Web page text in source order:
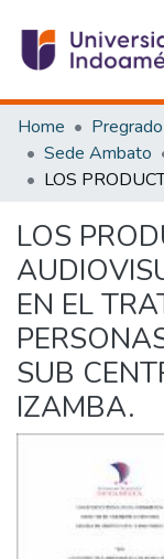
Communities &
All of DSpace
Statistics
Home Pregrado
Sede Ambato
LOS
EN EL
SUB
IZAMBA.